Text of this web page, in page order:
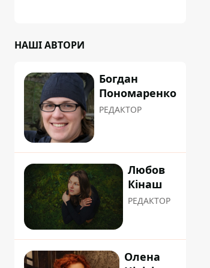
НАШІ АВТОРИ
Богдан
Пономаренко
РЕДАКТОР
Любов
Кінаш
РЕДАКТОР
Олена